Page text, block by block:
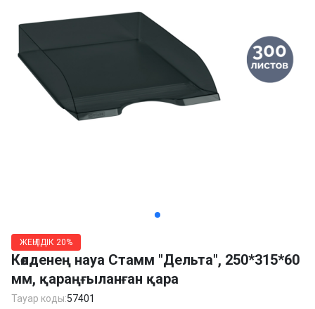
of
4
ЖЕҢІЛДІК 20%
Көлденең науа Стамм "Дельта", 250*315*60
мм, қараңғыланған қара
Тауар коды:57401